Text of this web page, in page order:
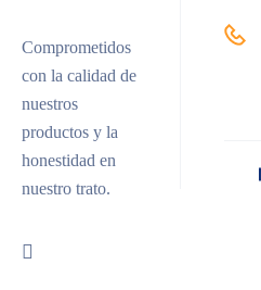
Comprometidos
con la calidad de
nuestros
productos y la
honestidad en
nuestro trato.